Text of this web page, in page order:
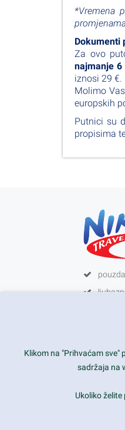
*Vremena
Dokumenti
Za ovo
najmanje
iznosi 29 €.
Molimo
europskih
Putnici su
propisima
Klikom na "Prihvaćam
sadržaja na
Ukoliko